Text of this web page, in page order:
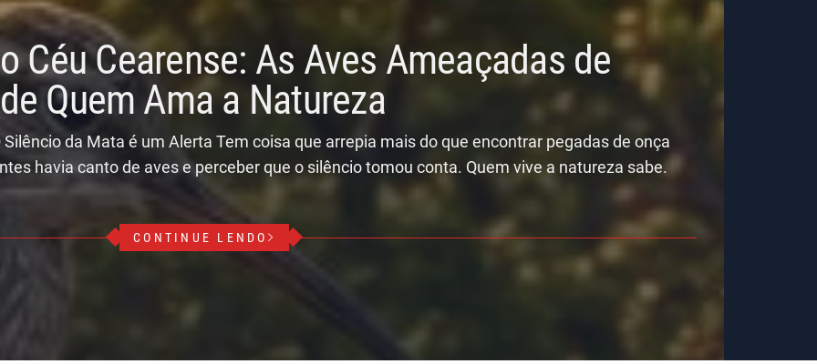
Céu Cearense: As Aves Ameaçadas de
Quem Ama a Natureza
da Mata é um Alerta Tem coisa que arrepia mais do que encontrar pegadas de onça
havia canto de aves e perceber que o silêncio tomou conta. Quem vive a natureza sabe.
CONTINUE LENDO